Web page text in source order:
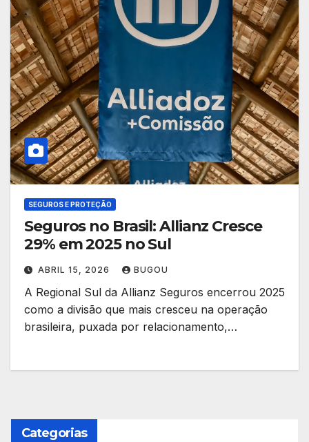
SEGUROS E PROTEÇÃO
Seguros no Brasil: Allianz Cresce
29% em 2025 no Sul
ABRIL 15, 2026 BUGOU
A Regional Sul da Allianz Seguros encerrou 2025
como a divisão que mais cresceu na operação
brasileira, puxada por relacionamento,…
Categorias